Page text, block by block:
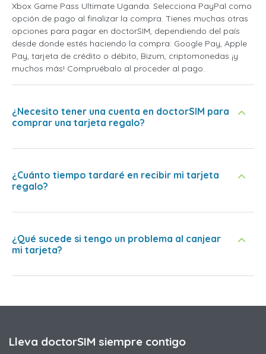
Xbox Game Pass Ultimate Uganda. Selecciona PayPal como
opción de pago al finalizar la compra. Tienes muchas otras
opciones para pagar en doctorSIM, dependiendo del país
desde donde estés haciendo la compra: Google Pay, Apple
Pay, tarjeta de crédito o débito, Bizum, criptomonedas ¡y
muchos más! Compruébalo al proceder al pago.
¿Necesito tener una cuenta en doctorSIM para
comprar una tarjeta regalo?
¿Cuánto tiempo tardaré en recibir mi tarjeta
regalo?
¿Qué sucede si tengo un problema al canjear
mi tarjeta?
Lleva doctorSIM siempre contigo